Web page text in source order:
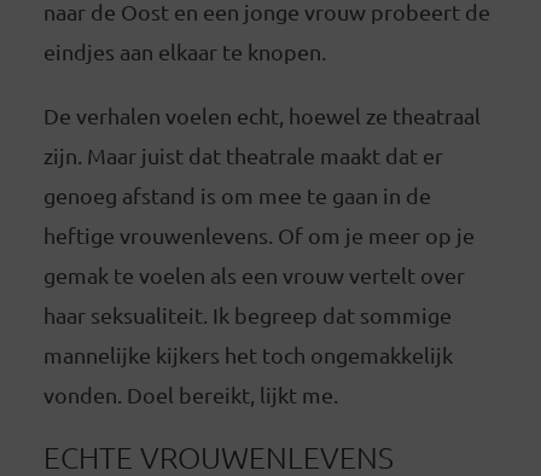
naar de Oost en een jonge vrouw probeert de
eindjes aan elkaar te knopen.
De verhalen voelen echt, hoewel ze theatraal
zijn. Maar juist dat theatrale maakt dat er
genoeg afstand is om mee te gaan in de
heftige vrouwenlevens. Of om je meer op je
gemak te voelen als een vrouw vertelt over
haar seksualiteit. Ik begreep dat sommige
mannelijke kijkers het toch ongemakkelijk
vonden. Doel bereikt, lijkt me.
ECHTE VROUWENLEVENS